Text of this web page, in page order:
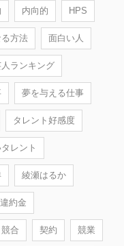
内向的 HPS
る方法 面白い人
ランキング
夢を与える仕事
タレント好感度
レント
綾瀬はるか
違約金
競合 契約 競業